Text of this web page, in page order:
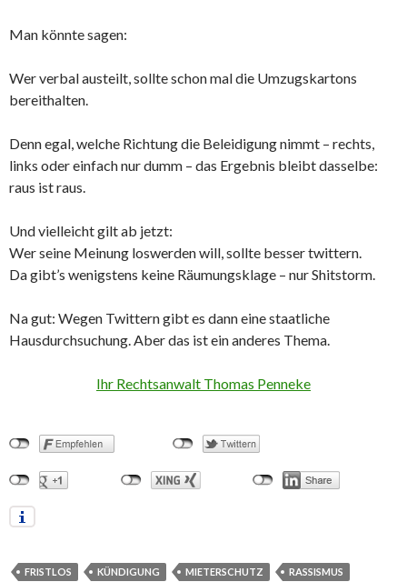
Man könnte sagen:
Wer verbal austeilt, sollte schon mal die Umzugskartons
bereithalten.
Denn egal, welche Richtung die Beleidigung nimmt – rechts,
links oder einfach nur dumm – das Ergebnis bleibt dasselbe:
raus ist raus.
Und vielleicht gilt ab jetzt:
Wer seine Meinung loswerden will, sollte besser twittern.
Da gibt’s wenigstens keine Räumungsklage – nur Shitstorm.
Na gut: Wegen Twittern gibt es dann eine staatliche
Hausdurchsuchung. Aber das ist ein anderes Thema.
Ihr Rechtsanwalt Thomas Penneke
FRISTLOS KÜNDIGUNG MIETERSCHUTZ
RASSISMUS